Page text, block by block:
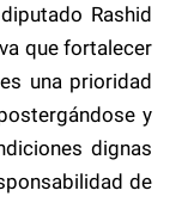
Rashid
que fortalecer
una prioridad
y
dignas
de